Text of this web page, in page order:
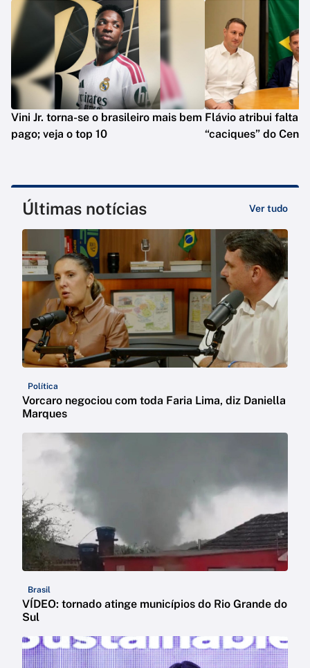
Vini Jr. torna-se o brasileiro mais bem
pago; veja o top 10
Flávio atribui falta
“caciques” do
Últimas notícias Ver tudo
Política
Vorcaro negociou com toda Faria Lima, diz Daniella
Marques
Brasil
VÍDEO: tornado atinge municípios do Rio Grande do
Sul